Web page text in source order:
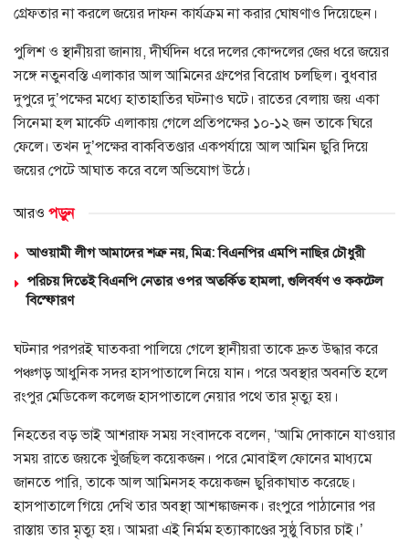
গ্রেফতার না করলে জয়ের দাফন কার্যক্রম না করার ঘোষণাও দিয়েছেন।
পুলিশ ও স্থানীয়রা জানায়, দীর্ঘদিন ধরে দলের কোন্দলের জের ধরে জয়ের
সঙ্গে নতুনবস্তি এলাকার আল আমিনের গ্রুপের বিরোধ চলছিল। বুধবার
দুপুরে দু’পক্ষের মধ্যে হাতাহাতির ঘটনাও ঘটে। রাতের বেলায় জয় একা
সিনেমা হল মার্কেট এলাকায় গেলে প্রতিপক্ষের ১০-১২ জন তাকে ঘিরে
ফেলে। তখন দু’পক্ষের বাকবিতণ্ডার একপর্যায়ে আল আমিন ছুরি দিয়ে
জয়ের পেটে আঘাত করে বলে অভিযোগ উঠে।
আরও পড়ুন
আওয়ামী লীগ আমাদের শত্রু নয়, মিত্র: বিএনপির এমপি নাছির চৌধুরী
পরিচয় দিতেই বিএনপি নেতার ওপর অতর্কিত হামলা, গুলিবর্ষণ ও ককটেল
বিস্ফোরণ
ঘটনার পরপরই ঘাতকরা পালিয়ে গেলে স্থানীয়রা তাকে দ্রুত উদ্ধার করে
পঞ্চগড় আধুনিক সদর হাসপাতালে নিয়ে যান। পরে অবস্থার অবনতি হলে
রংপুর মেডিকেল কলেজ হাসপাতালে নেয়ার পথে তার মৃত্যু হয়।
নিহতের বড় ভাই আশরাফ সময় সংবাদকে বলেন, ‘আমি দোকানে যাওয়ার
সময় রাতে জয়কে খুঁজছিল কয়েকজন। পরে মোবাইল ফোনের মাধ্যমে
জানতে পারি, তাকে আল আমিনসহ কয়েকজন ছুরিকাঘাত করেছে।
হাসপাতালে গিয়ে দেখি তার অবস্থা আশঙ্কাজনক। রংপুরে পাঠানোর পর
রাস্তায় তার মৃত্যু হয়। আমরা এই নির্মম হত্যাকাণ্ডের সুষ্ঠু বিচার চাই।’